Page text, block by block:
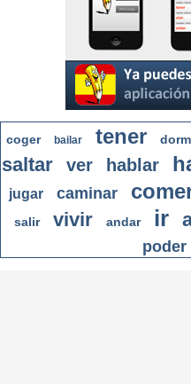
coger bailar tener
saltar
ver hablar
jugar caminar
salir vivir andar ir
poder